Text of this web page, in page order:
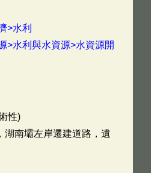
>水利
>水利與水資源>水資源開
性)
湖南壩左岸遷建道路，遺